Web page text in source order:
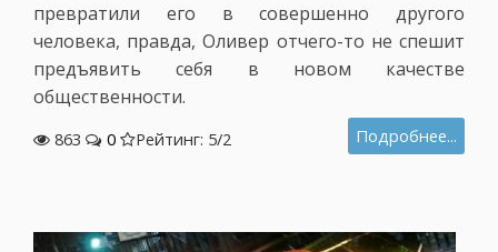
превратили его в совершенно другого
человека, правда, Оливер отчего-то не спешит
предъявить себя в новом качестве
общественности.
863 0 Рейтинг: 5/2 Подробнее...